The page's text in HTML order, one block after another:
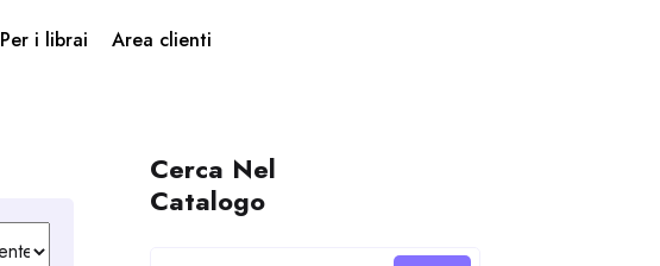
Per i librai Area clienti
Cerca Nel
Catalogo